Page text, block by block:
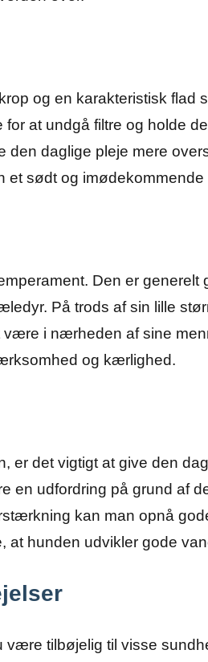
og en karakteristisk flad
at undgå filtre og holde
den daglige pleje mere
et sødt og
Den er generelt
På trods af sin lille
i nærheden af sine
og kærlighed.
er det vigtigt at give den
en udfordring på grund af
kan man opnå
at hunden udvikler gode
tilbøjelig til visse